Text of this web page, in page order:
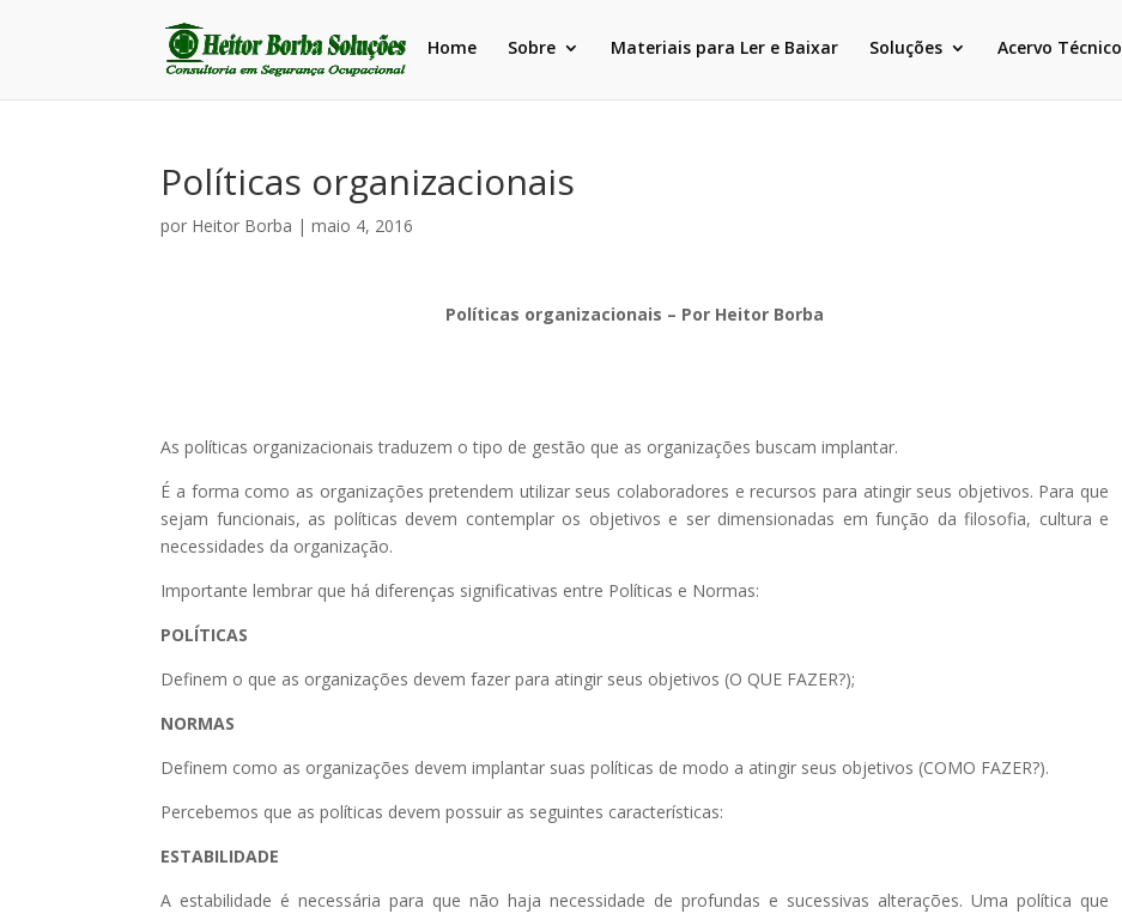
Home Sobre Materiais para Ler e Baixar Soluções Acervo Técnico
Políticas organizacionais
por Heitor Borba |maio 4, 2016
Políticas organizacionais – Por Heitor Borba
As políticas organizacionais traduzem o tipo de gestão que as organizações buscam implantar.
É a forma como as organizações pretendem utilizar seus colaboradores e recursos para atingir seus objetivos. Para que
sejam funcionais, as políticas devem contemplar os objetivos e ser dimensionadas em função da filosofia, cultura e
necessidades da organização.
Importante lembrar que há diferenças significativas entre Políticas e Normas:
POLÍTICAS
Definem o que as organizações devem fazer para atingir seus objetivos (O QUE FAZER?);
NORMAS
Definem como as organizações devem implantar suas políticas de modo a atingir seus objetivos (COMO FAZER?).
Percebemos que as políticas devem possuir as seguintes características:
ESTABILIDADE
A estabilidade é necessária para que não haja necessidade de profundas e sucessivas alterações. Uma política que